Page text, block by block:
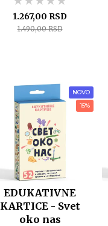
1.267,00 RSD
1.490,00 RSD
NOVO
15%
EDUKATIVNE
KARTICE - Svet
oko nas